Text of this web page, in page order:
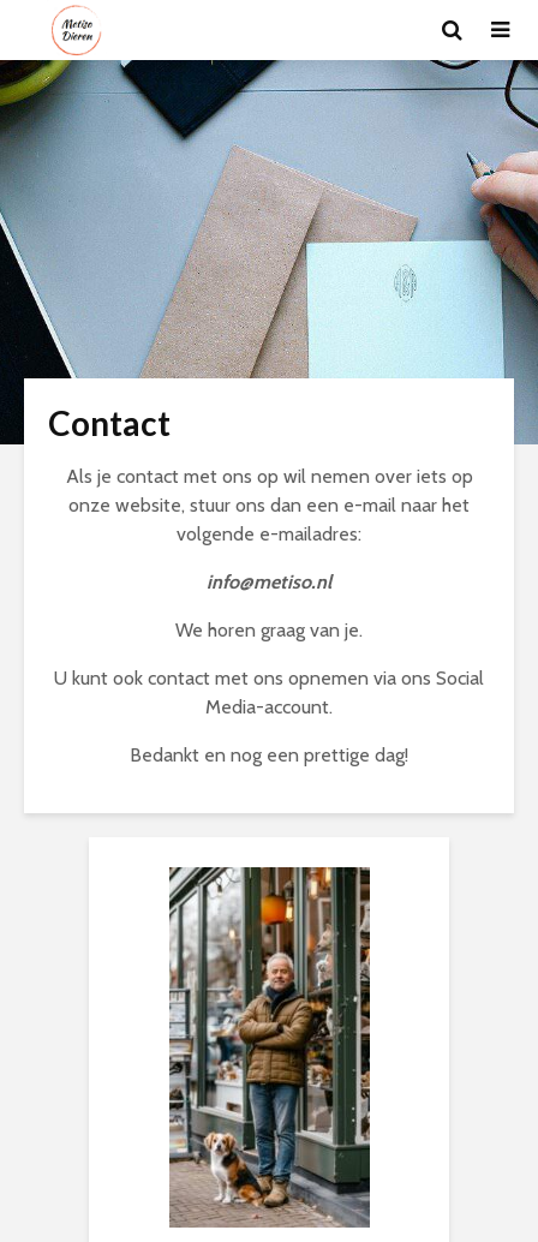
Contact
Als je contact met ons op wil nemen over iets op
onze website, stuur ons dan een e-mail naar het
volgende e-mailadres:
info@metiso.nl
We horen graag van je.
U kunt ook contact met ons opnemen via ons Social
Media-account.
Bedankt en nog een prettige dag!